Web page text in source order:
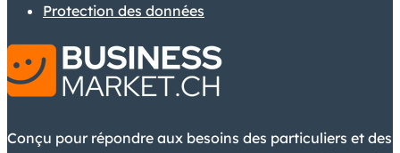
Protection des données
Conçu pour répondre aux besoins des particuliers et des